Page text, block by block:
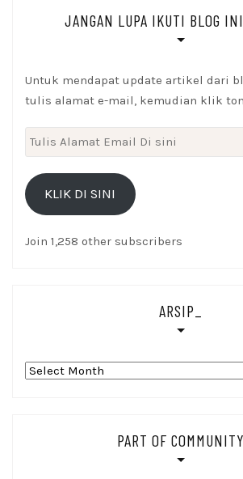
JANGAN LUPA IKUTI BLOG
Untuk mendapat update artikel dari
tulis alamat e-mail, kemudian klik
Tulis
Alamat
Email
KLIK DI SINI
Join 1,258 other subscribers
ARSIP_
Arsip_
PART OF COMMUNITY